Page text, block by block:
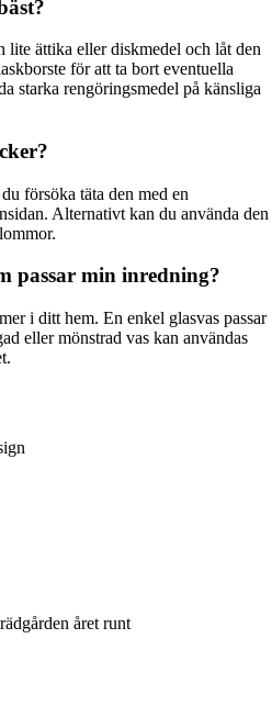
lite ättika eller diskmedel och låt den
för att ta bort eventuella
starka rengöringsmedel på känsliga
försöka täta den med en
Alternativt kan du använda den
passar min inredning?
i ditt hem. En enkel glasvas passar
eller mönstrad vas kan användas
året runt